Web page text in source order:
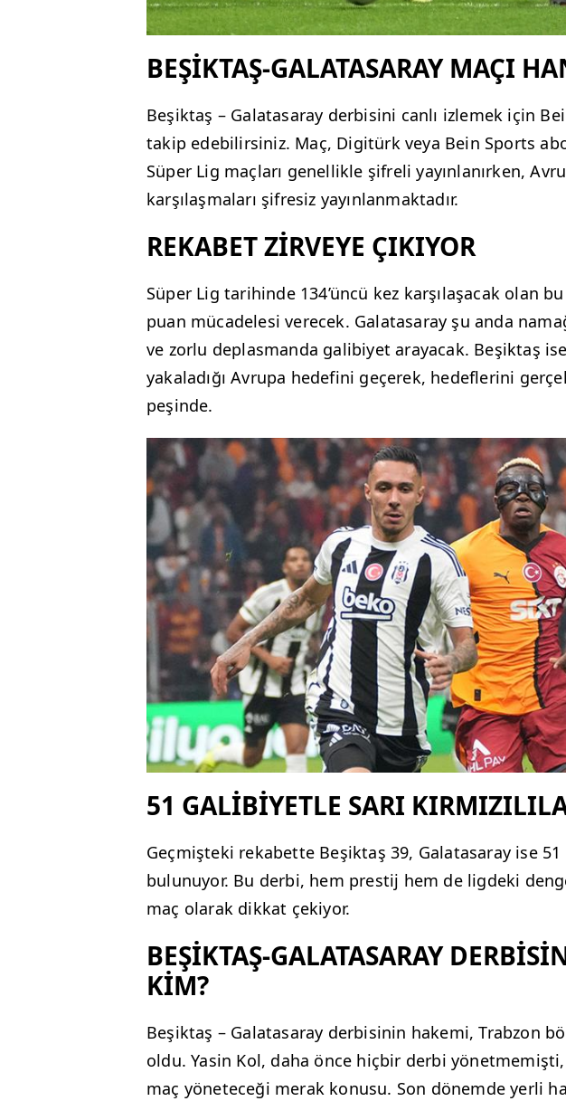
BEŞİKTAŞ-GALATASARAY MAÇI
Beşiktaş – Galatasaray derbisini canlı izlemek için
takip edebilirsiniz. Maç, Digitürk veya Bein Sports
Süper Lig maçları genellikle şifreli yayınlanırken,
karşılaşmaları şifresiz yayınlanmaktadır.
REKABET ZİRVEYE ÇIKIYOR
Süper Lig tarihinde 134’üncü kez karşılaşacak olan
puan mücadelesi verecek. Galatasaray şu anda
ve zorlu deplasmanda galibiyet arayacak. Beşiktaş
yakaladığı Avrupa hedefini geçerek, hedeflerini
peşinde.
51 GALİBİYETLE SARI
Geçmişteki rekabette Beşiktaş 39, Galatasaray ise
bulunuyor. Bu derbi, hem prestij hem de ligdeki
maç olarak dikkat çekiyor.
BEŞİKTAŞ-GALATASARAY
KİM?
Beşiktaş – Galatasaray derbisinin hakemi, Trabzon
oldu. Yasin Kol, daha önce hiçbir derbi
maç yöneteceği merak konusu. Son dönemde yerli